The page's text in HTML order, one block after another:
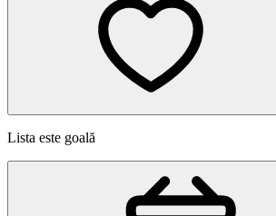
Lista este goală